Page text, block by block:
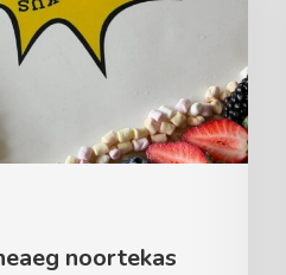
noortekas